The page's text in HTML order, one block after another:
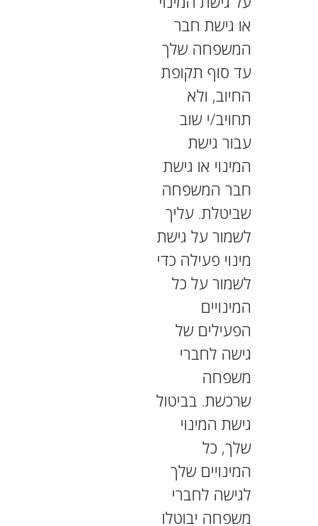
או גישת חבר
המשפחה שלך
עד סוף תקופת
החיוב, ולא
תחויב/י שוב
עבור גישת
המינוי או גישת
חבר המשפחה
שביטלת. עליך
לשמור על גישת
מינוי פעילה כדי
לשמור על כל
המינויים
הפעילים של
גישה לחברי
משפחה
שרכשת. בביטול
גישת המינוי
שלך, כל
המינויים שלך
לגישה לחברי
משפחה יבוטלו